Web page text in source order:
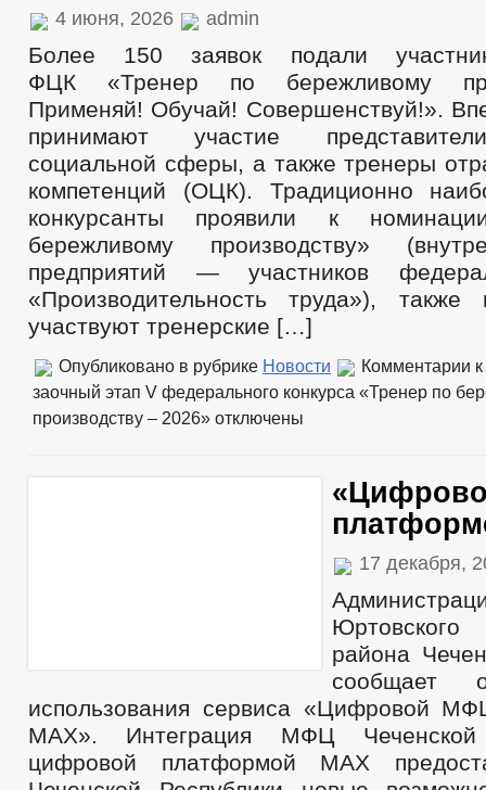
4 июня, 2026 admin
Более 150 заявок подали
ФЦК «Тренер по бережливому
Применяй! Обучай! Совершенствуй!».
принимают участие
социальной сферы, а также тренеры
компетенций (ОЦК). Традиционно
конкурсанты проявили к
бережливому производству»
предприятий — участников
«Производительность труда»), также
участвуют тренерские […]
Опубликовано в рубрике Новости Комментарии
заочный этап V федерального конкурса «Тренер по
производству – 2026» отключены
17 декабря,
Юртовского
района
сообщает
использования сервиса «Цифровой
МАХ». Интеграция МФЦ
цифровой платформой MAX